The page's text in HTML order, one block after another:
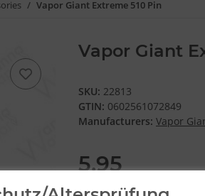
Vapor Giant Extreme 510 Pin
Vapor Giant
SKU: 22813
GTIN: 0602561072849
Manufacturers: Vapor
5,95